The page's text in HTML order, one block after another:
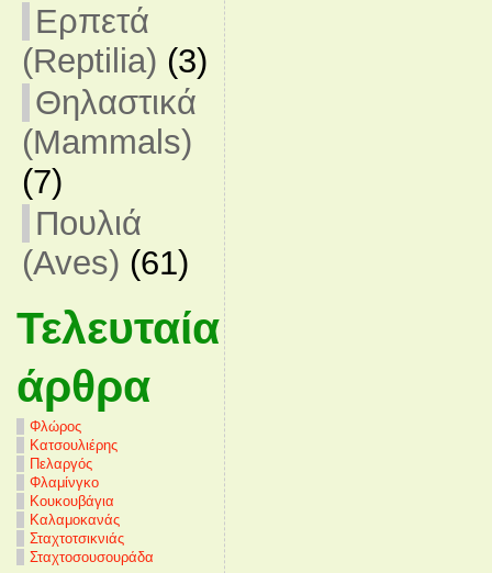
Ερπετά
(Reptilia) (3)
Θηλαστικά
(Mammals)
(7)
Πουλιά
(Aves) (61)
Τελευταία
άρθρα
Φλώρος
Κατσουλιέρης
Πελαργός
Φλαμίνγκο
Κουκουβάγια
Καλαμοκανάς
Σταχτοτσικνιάς
Σταχτοσουσουράδα